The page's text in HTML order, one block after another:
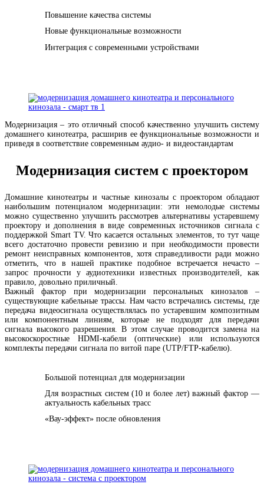
Повышение качества системы
Новые функциональные возможности
Интеграция с современными устройствами
Модернизация – это отличный способ качественно улучшить систему
домашнего кинотеатра, расширив ее функциональные возможности и
приведя в соответствие современным аудио- и видеостандартам
Модернизация систем с проектором
Домашние кинотеатры и частные кинозалы с проектором обладают
наибольшим потенциалом модернизации: эти немолодые системы
можно существенно улучшить рассмотрев альтернативы устаревшему
проектору и дополнения в виде современных источников сигнала с
поддержкой Smart TV. Что касается остальных элементов, то тут чаще
всего достаточно провести ревизию и при необходимости провести
ремонт неисправных компонентов, хотя справедливости ради можно
отметить, что в нашей практике подобное встречается нечасто –
запрос прочности у аудиотехники известных производителей, как
правило, довольно приличный.
Важный фактор при модернизации персональных кинозалов –
существующие кабельные трассы. Нам часто встречались системы, где
передача видеосигнала осуществлялась по устаревшим композитным
или компонентным линиям, которые не подходят для передачи
сигнала высокого разрешения. В этом случае проводится замена на
высокоскоростные HDMI-кабели (оптические) или используются
комплекты передачи сигнала по витой паре (UTP/FTP-кабелю).
Большой потенциал для модернизации
Для возрастных систем (10 и более лет) важный фактор —
актуальность кабельных трасс
«Вау-эффект» после обновления